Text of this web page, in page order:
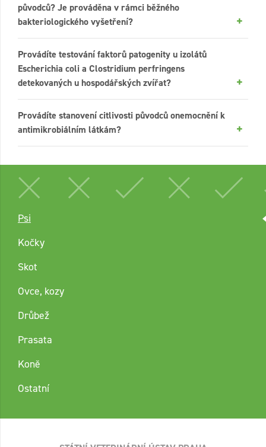
původců? Je prováděna v rámci běžného
bakteriologického vyšetření?
Provádíte testování faktorů patogenity u izolátů
Escherichia coli a Clostridium perfringens
detekovaných u hospodářských zvířat?
Provádíte stanovení citlivosti původců onemocnění k
antimikrobiálním látkám?
Psi
Kočky
Skot
Ovce, kozy
Drůbež
Prasata
Koně
Ostatní